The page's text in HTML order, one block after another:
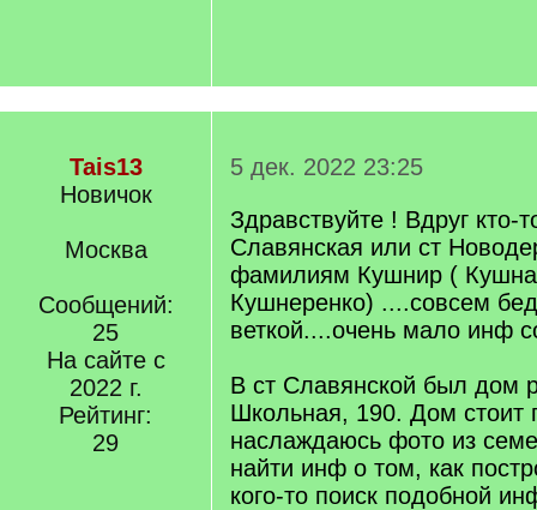
Tais13
Новичок
Москва
Сообщений:
25
На сайте с
2022 г.
Рейтинг:
29
5 дек. 2022 23:25
Здравствуйте ! Вдруг кто-
Славянская или ст
фамилиям Кушнир (
Кушнеренко) ....совсем
веткой....очень мало инф
В ст Славянской был дом
Школьная, 190. Дом стоит
наслаждаюсь фото из
найти инф о том, как
кого-то поиск подобной